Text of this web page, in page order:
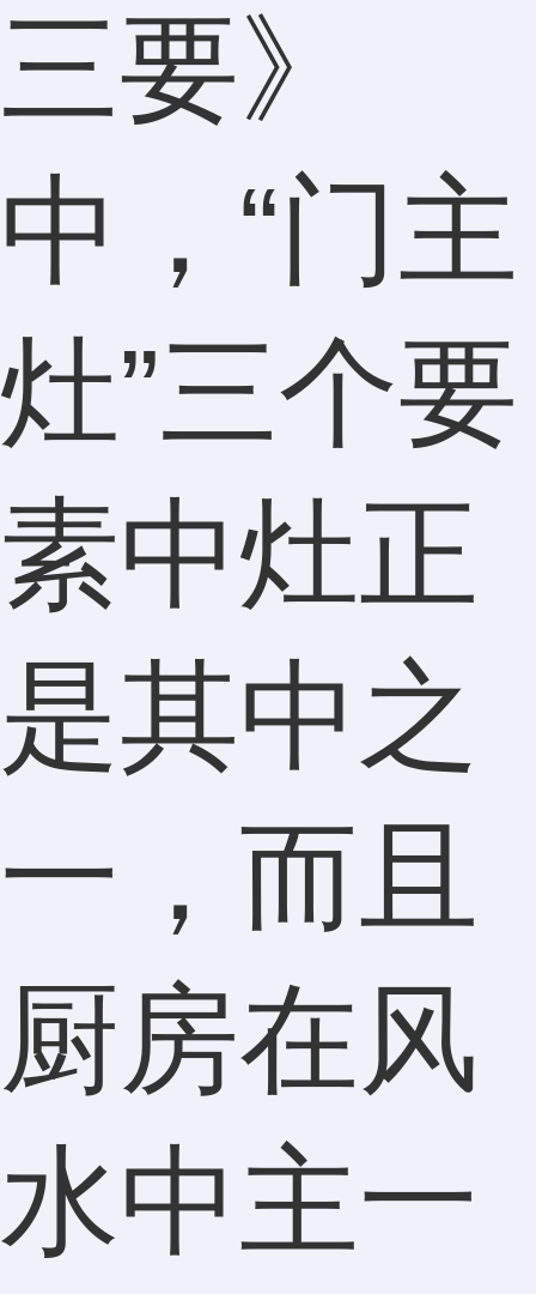
三要》
中，“门主
灶”三个要
素中灶正
是其中之
一，而且
厨房在风
水中主一